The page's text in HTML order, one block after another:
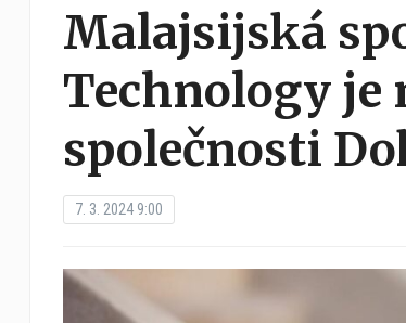
Malajsijská
Technology je
společnosti
7. 3. 2024 9:00